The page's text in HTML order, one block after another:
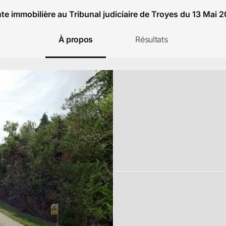
immobilière au Tribunal judiciaire de Troyes du 13 Mai
À propos Résultats